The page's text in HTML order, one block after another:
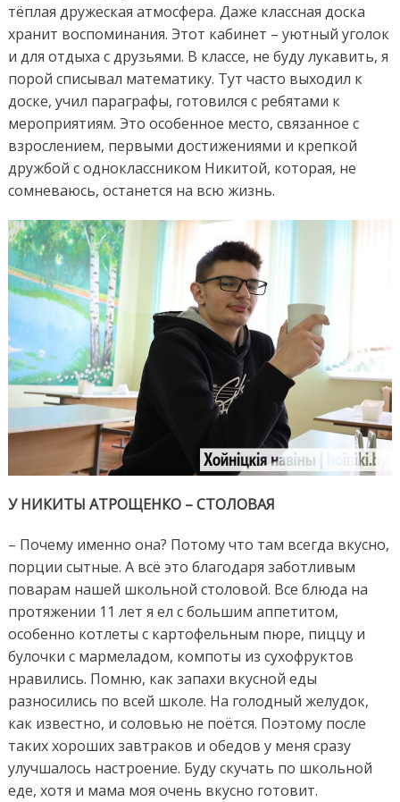
тёплая дружеская атмосфера. Даже классная доска
хранит воспоминания. Этот кабинет – уютный уголок
и для отдыха с друзьями. В классе, не буду лукавить, я
порой списывал математику. Тут часто выходил к
доске, учил параграфы, готовился с ребятами к
мероприятиям. Это особенное место, связанное с
взрослением, первыми достижениями и крепкой
дружбой с одноклассником Никитой, которая, не
сомневаюсь, останется на всю жизнь.
У НИКИТЫ АТРОЩЕНКО – СТОЛОВАЯ
– Почему именно она? Потому что там всегда вкусно,
порции сытные. А всё это благодаря заботливым
поварам нашей школьной столовой. Все блюда на
протяжении 11 лет я ел с большим аппетитом,
особенно котлеты с картофельным пюре, пиццу и
булочки с мармеладом, компоты из сухофруктов
нравились. Помню, как запахи вкусной еды
разносились по всей школе. На голодный желудок,
как известно, и соловью не поётся. Поэтому после
таких хороших завтраков и обедов у меня сразу
улучшалось настроение. Буду скучать по школьной
еде, хотя и мама моя очень вкусно готовит.